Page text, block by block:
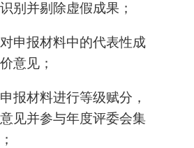
别并剔除虚假成果；
对申报材料中的代表性成
意见；
申报材料进行等级赋分，
见并参与年度评委会集